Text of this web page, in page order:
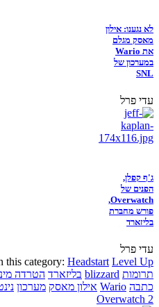
לא נגענו: אילון
מאסק מגלם
את Wario
במערכון של
SNL
עדי פרל
ג'ף קפלן,
הפנים של
Overwatch,
פורש מחברת
בליזארד
עדי פרל
this category: Headstart Level Up
תרומות blizzard בליזארד הטרדה
כתבה Wario אילון מאסק מערכון
Overwatch 2